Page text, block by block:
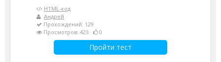
HTML-код
Андрей
Прохождений: 129
Просмотров: 423
0
Пройти тест